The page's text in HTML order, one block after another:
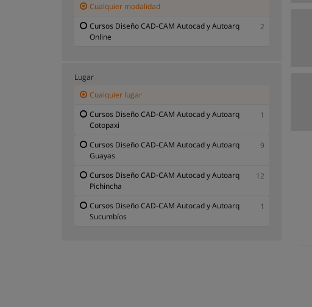
Cualquier modalidad
Cursos Diseño CAD-CAM Autocad y Autoarq
Online
2
Lugar
Cualquier lugar
Cursos Diseño CAD-CAM Autocad y Autoarq
Cotopaxi
1
Cursos Diseño CAD-CAM Autocad y Autoarq
Guayas
9
Cursos Diseño CAD-CAM Autocad y Autoarq
Pichincha
12
Cursos Diseño CAD-CAM Autocad y Autoarq
Sucumbíos
1